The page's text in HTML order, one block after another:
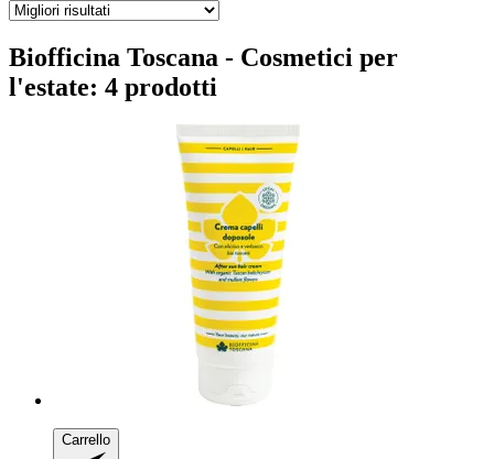
Biofficina Toscana - Cosmetici per
l'estate: 4 prodotti
Carrello